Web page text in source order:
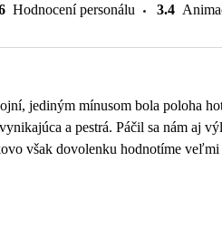
Hodnocení personálu 3.4
jediným mínusom bola poloha
a pestrá. Páčil sa nám aj
však dovolenku hodnotíme